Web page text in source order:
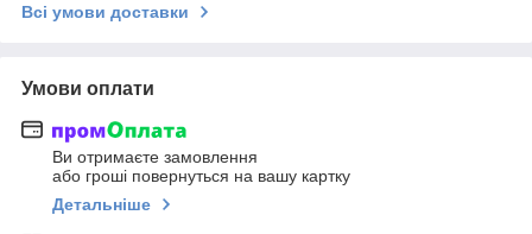
Всі умови доставки
Умови оплати
Ви отримаєте замовлення
або гроші повернуться на вашу картку
Детальніше